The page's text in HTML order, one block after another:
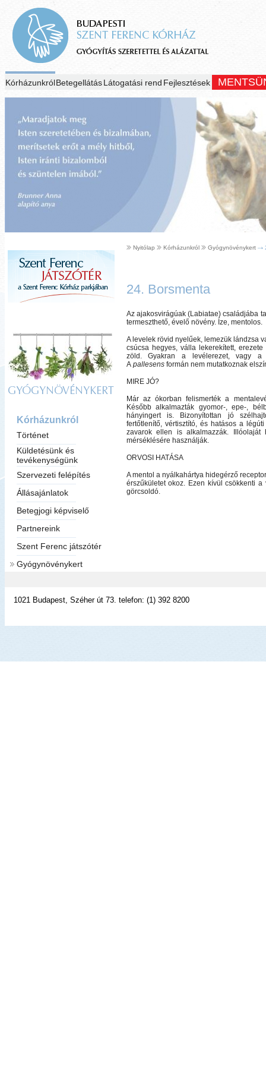
KórházunkrólBetegellátásLátogatási rend Fejlesztések
GYÓGYNÖVÉNYKERT
Kórházunkról
Történet
Küldetésünk és
tevékenységünk
Szervezeti felépítés
Állásajánlatok
Betegjogi képviselő
Partnereink
Szent Ferenc játszótér
Gyógynövénykert
Nyitólap Kórházunkról Gyógynövénykert
24. Borsmenta
Az ajakosvirágúak (Labiatae) családjába
termeszthető, évelő növény. Íze, mentolos.
A levelek rövid nyelűek, lemezük lándzsa
csúcsa hegyes, válla lekerekített,
zöld. Gyakran a levélerezet, vagy
A pallesensformán nem mutatkoznak
MIRE JÓ?
Már az ókorban felismerték a
Később alkalmazták gyomor-, epe-,
hányingert is. Bizonyítottan jó
fertőtlenítő, vértisztító, és hatásos a
zavarok ellen is alkalmazzák. Illóolaját
mérséklésére használják.
ORVOSI HATÁSA
A mentol a nyálkahártya hidegérző
érszűkületet okoz. Ezen kívül csökkenti
görcsoldó.
1021 Budapest, Széher út 73. telefon: (1) 392 8200